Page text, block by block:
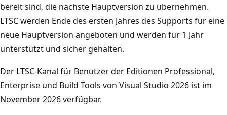
bereit sind, die nächste Hauptversion zu übernehmen.
LTSC werden Ende des ersten Jahres des Supports für eine
neue Hauptversion angeboten und werden für 1 Jahr
unterstützt und sicher gehalten.
Der LTSC-Kanal für Benutzer der Editionen Professional,
Enterprise und Build Tools von Visual Studio 2026 ist im
November 2026 verfügbar.